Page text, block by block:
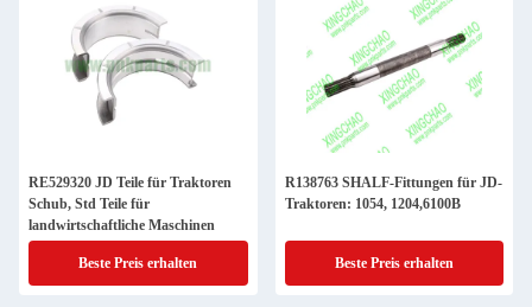
RE529320 JD Teile für Traktoren
Schub, Std Teile für
landwirtschaftliche Maschinen
Beste Preis erhalten
R138763 SHALF-Fittungen für JD-
Traktoren: 1054, 1204,6100B
Beste Preis erhalten